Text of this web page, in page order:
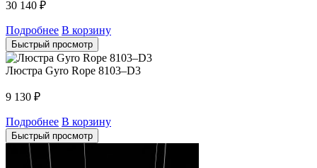
30 140 ₽
Подробнее В корзину
Быстрый просмотр
Люстра Gyro Rope 8103–D3
9 130 ₽
Подробнее В корзину
Быстрый просмотр